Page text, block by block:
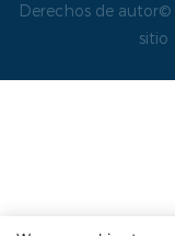
Derechos de
sitio